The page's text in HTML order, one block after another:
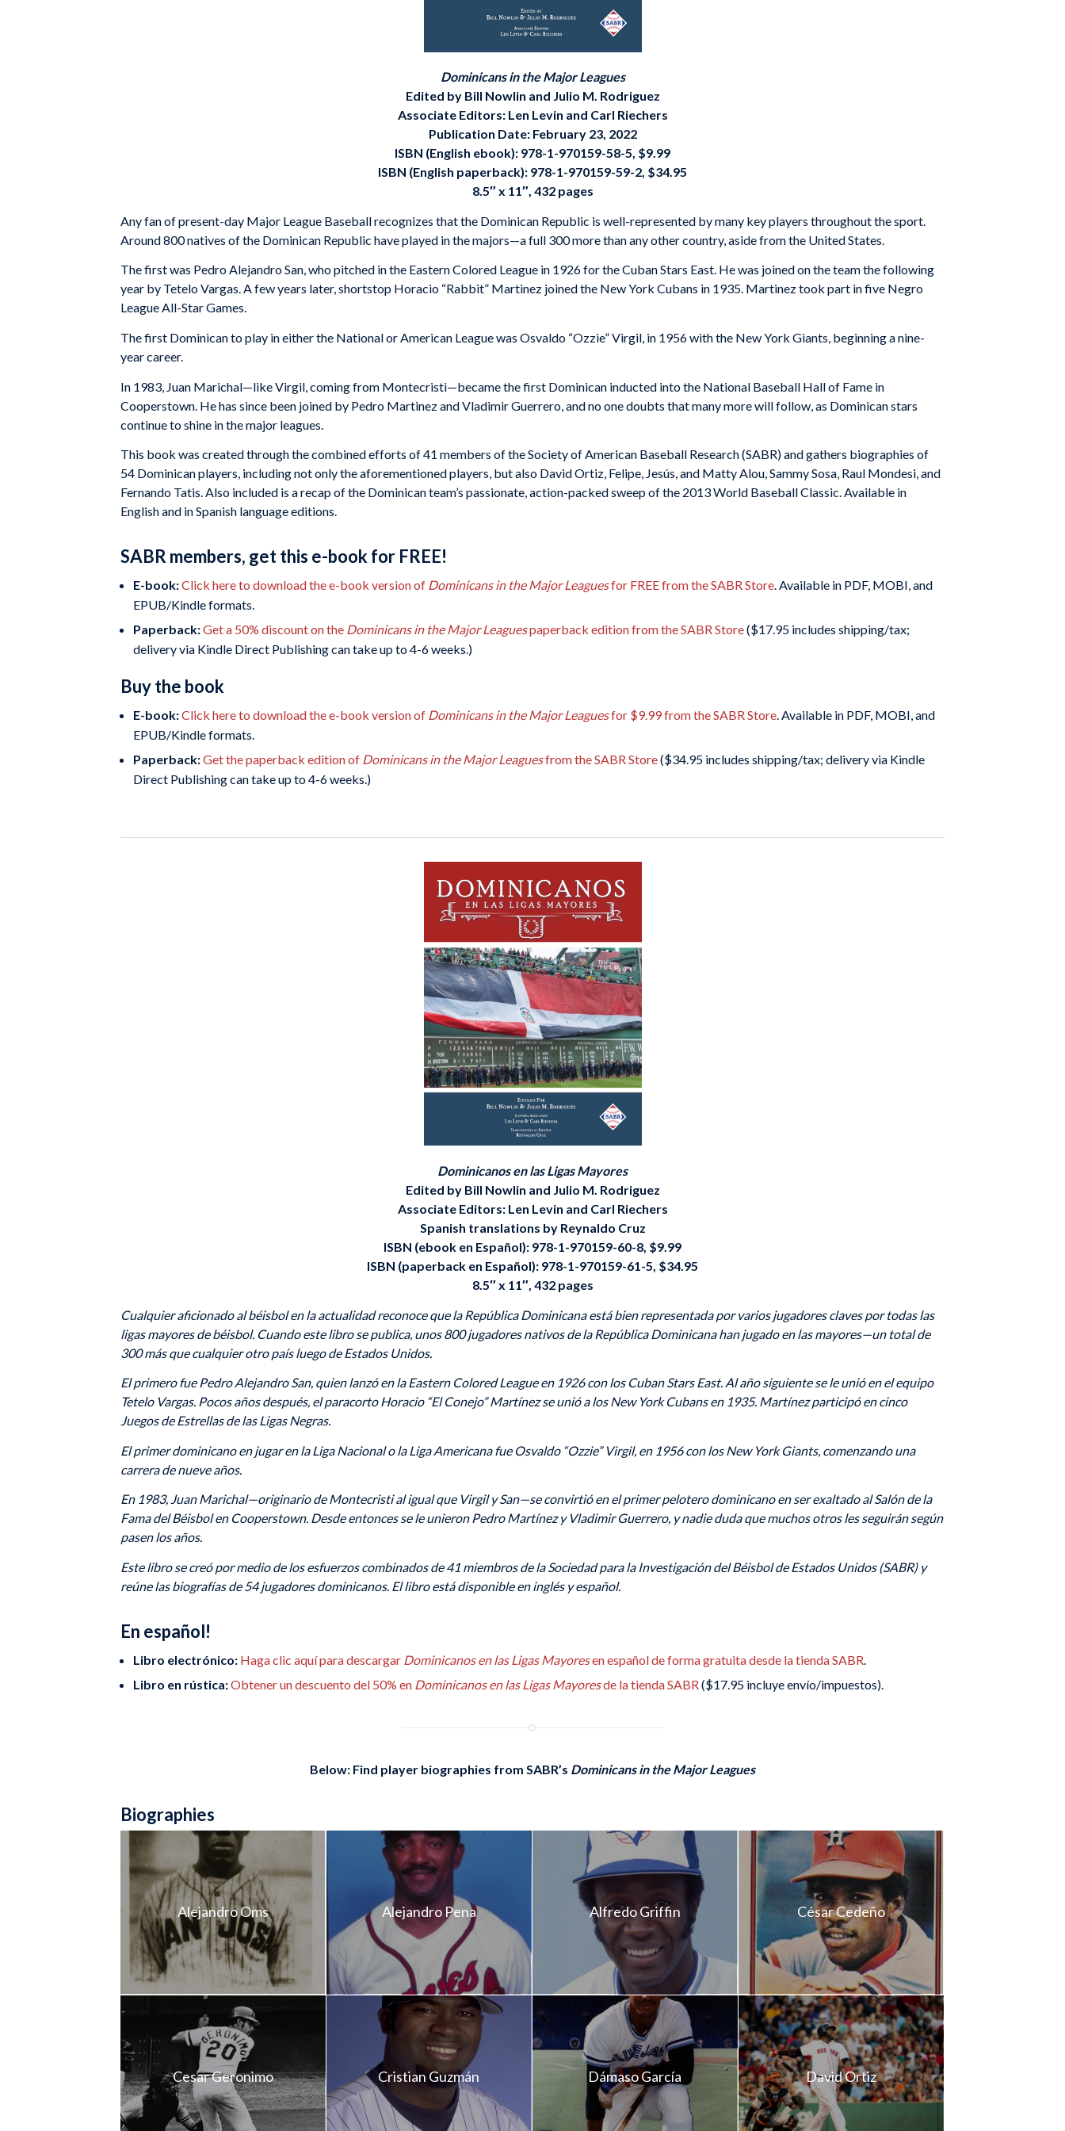
Dominicans in the Major Leagues
Edited by Bill Nowlin and Julio M. Rodriguez
Associate Editors: Len Levin and Carl Riechers
Publication Date: February 23, 2022
ISBN (English ebook): 978-1-970159-58-5, $9.99
ISBN (English paperback): 978-1-970159-59-2, $34.95
8.5″ x 11″, 432 pages
Any fan of present-day Major League Baseball recognizes that the Dominican Republic is well-represented by many key players throughout the sport.
Around 800 natives of the Dominican Republic have played in the majors—a full 300 more than any other country, aside from the United States.
The first was Pedro Alejandro San, who pitched in the Eastern Colored League in 1926 for the Cuban Stars East. He was joined on the team the following
year by Tetelo Vargas. A few years later, shortstop Horacio “Rabbit” Martinez joined the New York Cubans in 1935. Martinez took part in five Negro
League All-Star Games.
The first Dominican to play in either the National or American League was Osvaldo “Ozzie” Virgil, in 1956 with the New York Giants, beginning a nine-
year career.
In 1983, Juan Marichal—like Virgil, coming from Montecristi—became the first Dominican inducted into the National Baseball Hall of Fame in
Cooperstown. He has since been joined by Pedro Martinez and Vladimir Guerrero, and no one doubts that many more will follow, as Dominican stars
continue to shine in the major leagues.
This book was created through the combined efforts of 41 members of the Society of American Baseball Research (SABR) and gathers biographies of
54 Dominican players, including not only the aforementioned players, but also David Ortiz, Felipe, Jesús, and Matty Alou, Sammy Sosa, Raul Mondesi, and
Fernando Tatis. Also included is a recap of the Dominican team’s passionate, action-packed sweep of the 2013 World Baseball Classic.Available in
English and in Spanish language editions.
SABR members, get this e-book for FREE!
E-book:Click here to download the e-book version of Dominicans in the Major Leaguesfor FREE from the SABR Store. Available in PDF, MOBI, and
EPUB/Kindle formats.
Paperback:Get a 50% discount on the Dominicans in the Major Leaguespaperback edition from the SABR Store($17.95 includes shipping/tax;
delivery via Kindle Direct Publishing can take up to 4-6 weeks.)
Buy the book
E-book:Click here to download the e-book version of Dominicans in the Major Leaguesfor $9.99 from the SABR Store. Available in PDF, MOBI, and
EPUB/Kindle formats.
Paperback:Get the paperback edition of Dominicans in the Major Leaguesfrom the SABR Store($34.95 includes shipping/tax; delivery via Kindle
Direct Publishing can take up to 4-6 weeks.)
Dominicanos en las Ligas Mayores
Edited by Bill Nowlin and Julio M. Rodriguez
Associate Editors: Len Levin and Carl Riechers
Spanish translations by Reynaldo Cruz
ISBN (ebook en Español): 978-1-970159-60-8, $9.99
ISBN (paperback en Español): 978-1-970159-61-5, $34.95
8.5″ x 11″, 432 pages
Cualquier aficionado al béisbol en la actualidad reconoce que la República Dominicana está bien representada por varios jugadores claves por todas las
ligas mayores de béisbol. Cuando este libro se publica, unos 800 jugadores nativos de la República Dominicana han jugado en las mayores—un total de
300 más que cualquier otro país luego de Estados Unidos.
El primero fue Pedro Alejandro San, quien lanzó en la Eastern Colored League en 1926 con los Cuban Stars East. Al año siguiente se le unió en el equipo
Tetelo Vargas. Pocos años después, el paracorto Horacio “El Conejo” Martínez se unió a los New York Cubans en 1935. Martínez participó en cinco
Juegos de Estrellas de las Ligas Negras.
El primer dominicano en jugar en la Liga Nacional o la Liga Americana fue Osvaldo “Ozzie” Virgil, en 1956 con los New York Giants, comenzando una
carrera de nueve años.
En 1983, Juan Marichal—originario de Montecristi al igual que Virgil y San—se convirtió en el primer pelotero dominicano en ser exaltado al Salón de la
Fama del Béisbol en Cooperstown. Desde entonces se le unieron Pedro Martínez y Vladimir Guerrero, y nadie duda que muchos otros les seguirán según
pasen los años.
Este libro se creó por medio de los esfuerzos combinados de 41 miembros de la Sociedad para la Investigación del Béisbol de Estados Unidos (SABR) y
reúne las biografías de 54 jugadores dominicanos. El libro está disponible en inglés y español.
En español!
Libro electrónico: Haga clic aquí para descargar Dominicanos en las Ligas Mayoresen español de forma gratuita desde la tienda SABR.
Libro en rústica:Obtener un descuento del 50% en Dominicanos en las Ligas Mayoresde la tienda SABR($17.95 incluye envío/impuestos).
Below: Find player biographies from SABR’s Dominicans in the Major Leagues
Biographies
Alejandro Oms Alejandro Pena Alfredo Griffin César Cedeño
Cesar Geronimo Cristian Guzmán Dámaso García David Ortiz